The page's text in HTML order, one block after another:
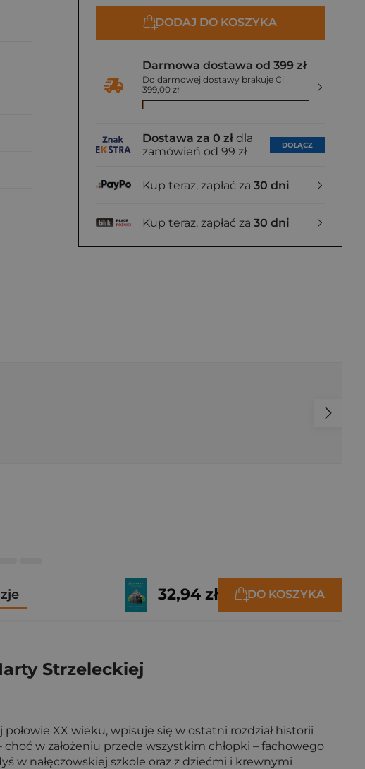
DODAJ DO KOSZYKA
Darmowa dostawa od 399 zł
Do darmowej dostawy brakuje Ci
399,00 zł
Dostawa za 0 zł dla
zamówień od 99 zł
DOŁĄCZ
Kup teraz, zapłać za 30 dni
Kup teraz, zapłać za 30 dni
32,94 zł DO KOSZYKA
Strzeleckiej
połowie XX wieku, wpisuje się w ostatni rozdział historii
w założeniu przede wszystkim chłopki – fachowego
w nałęczowskiej szkole oraz z dziećmi i krewnymi